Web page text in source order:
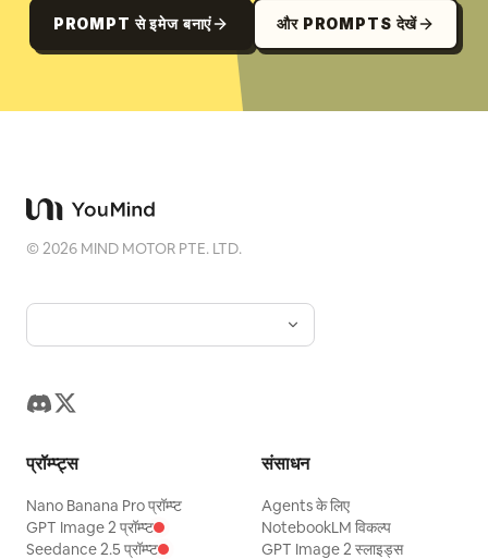
PROMPT से इमेज बनाएं और PROMPTS देखें
©2026 MIND MOTOR PTE. LTD.
प्रॉम्प्ट्स
Nano Banana Pro प्रॉम्प्ट
GPT Image 2 प्रॉम्प्ट
Seedance 2.5 प्रॉम्प्ट
संसाधन
Agents के लिए
NotebookLM विकल्प
GPT Image 2 स्लाइड्स